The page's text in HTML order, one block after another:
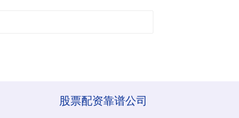
股票配资靠谱公司